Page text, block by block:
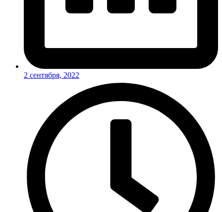
2 сентября, 2022